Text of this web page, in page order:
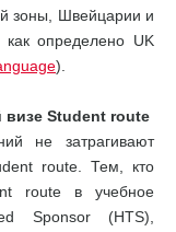
зоны, Швейцарии и
как определено UK
).
визе Student route
не затрагивают
route. Тем, кто
route в учебное
Sponsor (HTS),